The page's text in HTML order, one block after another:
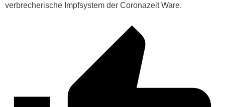
verbrecherische Impfsystem der Coronazeit Ware.